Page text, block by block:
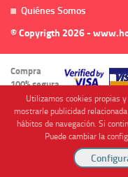
Quiénes Somos
© Copyrigth 2026 -
Compra
100% segura
Cofinanciado por
Utilizamos cookies propias
mostrarle publicidad
hábitos de navegación. Si
Puede cambiar la